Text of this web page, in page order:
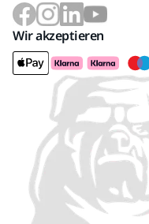
Wir akzeptieren